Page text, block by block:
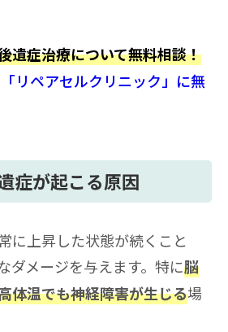
遺症治療について無料相談！
リペアセルクリニック」に無
症が起こる原因
に上昇した状態が続くこと
ダメージを与えます。特に脳
体温でも神経障害が生じる場